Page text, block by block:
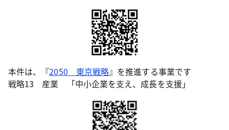
本件は、『2050 東京戦略』を推進する事業です
戦略13 産業 「中小企業を支え、成長を支援」